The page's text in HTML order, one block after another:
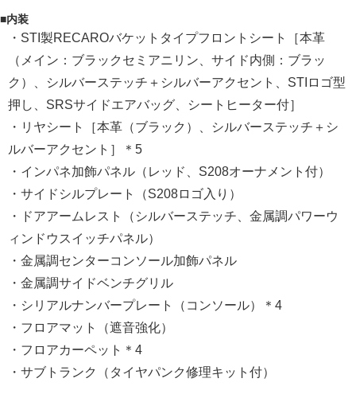
■内装
・STI製RECAROバケットタイプフロントシート［本革
（メイン：ブラックセミアニリン、サイド内側：ブラッ
ク）、シルバーステッチ＋シルバーアクセント、STIロゴ型
押し、SRSサイドエアバッグ、シートヒーター付］
・リヤシート［本革（ブラック）、シルバーステッチ＋シ
ルバーアクセント］＊5
・インパネ加飾パネル（レッド、S208オーナメント付）
・サイドシルプレート（S208ロゴ入り）
・ドアアームレスト（シルバーステッチ、金属調パワーウ
ィンドウスイッチパネル）
・金属調センターコンソール加飾パネル
・金属調サイドベンチグリル
・シリアルナンバープレート（コンソール）＊4
・フロアマット（遮音強化）
・フロアカーペット＊4
・サブトランク（タイヤパンク修理キット付）